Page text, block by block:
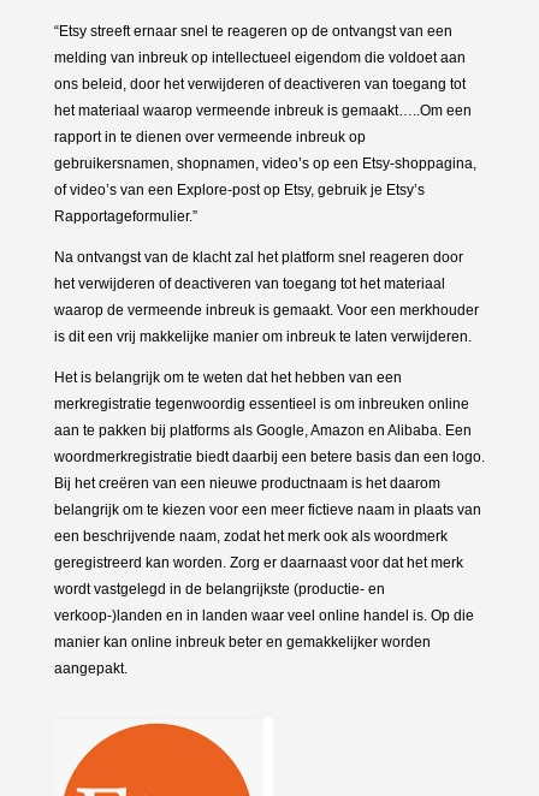
“Etsy streeft ernaar snel te reageren op de ontvangst van een
melding van inbreuk op intellectueel eigendom die voldoet aan
ons beleid, door het verwijderen of deactiveren van toegang tot
het materiaal waarop vermeende inbreuk is gemaakt…..Om een
rapport in te dienen over vermeende inbreuk op
gebruikersnamen, shopnamen, video’s op een Etsy-shoppagina,
of video’s van een Explore-post op Etsy, gebruik je Etsy’s
Rapportageformulier.”
Na ontvangst van de klacht zal het platform snel reageren door
het verwijderen of deactiveren van toegang tot het materiaal
waarop de vermeende inbreuk is gemaakt. Voor een merkhouder
is dit een vrij makkelijke manier om inbreuk te laten verwijderen.
Het is belangrijk om te weten dat het hebben van een
merkregistratie tegenwoordig essentieel is om inbreuken online
aan te pakken bij platforms als Google, Amazon en Alibaba. Een
woordmerkregistratie biedt daarbij een betere basis dan een logo.
Bij het creëren van een nieuwe productnaam is het daarom
belangrijk om te kiezen voor een meer fictieve naam in plaats van
een beschrijvende naam, zodat het merk ook als woordmerk
geregistreerd kan worden. Zorg er daarnaast voor dat het merk
wordt vastgelegd in de belangrijkste (productie- en
verkoop-)landen en in landen waar veel online handel is. Op die
manier kan online inbreuk beter en gemakkelijker worden
aangepakt.